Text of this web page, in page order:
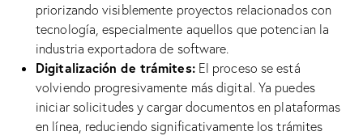
priorizando visiblemente proyectos relacionados con
tecnología, especialmente aquellos que potencian la
industria exportadora de software.
Digitalización de trámites:El proceso se está
volviendo progresivamente más digital. Ya puedes
iniciar solicitudes y cargar documentos en plataformas
en línea, reduciendo significativamente los trámites